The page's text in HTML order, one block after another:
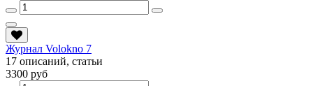
Журнал Volokno 7
17 описаний, статьи
3300 руб